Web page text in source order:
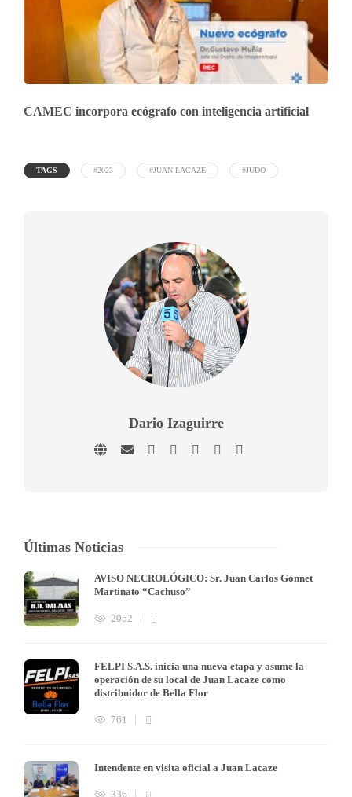
CAMEC incorpora ecógrafo con inteligencia artificial
TAGS #2023 #JUAN LACAZE #JUDO
Dario Izaguirre
Últimas Noticias
AVISO NECROLÓGICO: Sr. Juan Carlos Gonnet
Martinato “Cachuso”
2052
FELPI S.A.S. inicia una nueva etapa y asume la
operación de su local de Juan Lacaze como
distribuidor de Bella Flor
761
Intendente en visita oficial a Juan Lacaze
336